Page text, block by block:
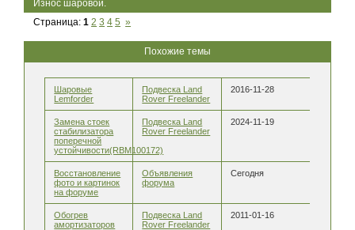
Износ шаровой.
Страница:1 2 3 4 5 »
Похожие темы
Шаровые
Lemforder
Подвеска Land
Rover Freelander
2016-11-28
Замена стоек
стабилизатора
поперечной
устойчивости(RBМ100172)
Подвеска Land
Rover Freelander
2024-11-19
Восстановление
фото и картинок
на форуме
Объявления
форума
Сегодня
Обогрев
амортизаторов
Подвеска Land
Rover Freelander
2011-01-16